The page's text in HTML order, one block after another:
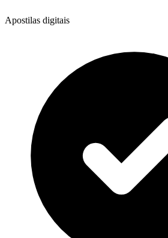
Apostilas digitais